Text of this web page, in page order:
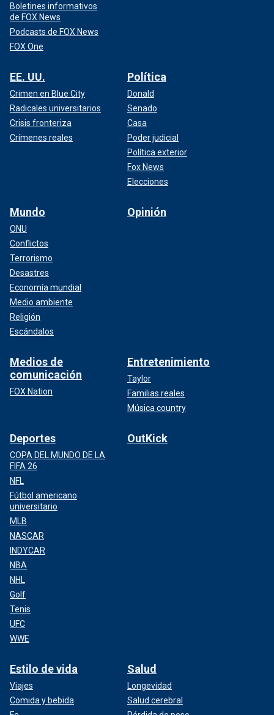
Boletines informativos
de FOX News
Podcasts de FOX News
FOX One
EE. UU.
Crimen en Blue City
Radicales universitarios
Crisis fronteriza
Crímenes reales
Política
Donald
Senado
Casa
Poder judicial
Política exterior
Fox News
Elecciones
Mundo
ONU
Conflictos
Terrorismo
Desastres
Economía mundial
Medio ambiente
Religión
Escándalos
Opinión
Medios de
comunicación
FOX Nation
Entretenimiento
Taylor
Familias reales
Música country
Deportes
COPA DEL MUNDO DE LA
FIFA 26
NFL
Fútbol americano
universitario
MLB
NASCAR
INDYCAR
NBA
NHL
Golf
Tenis
UFC
WWE
OutKick
Estilo de vida
Viajes
Comida y bebida
Salud
Longevidad
Salud cerebral